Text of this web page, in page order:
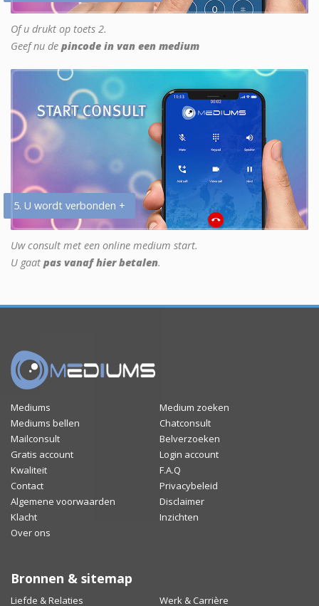
Of u drukt op toets 2.
Geef nu de pincode in van een medium
5. U wordt verbonden +
Uw consult met een online medium start.
U gaat pas vanaf hier betalen.
Mediums
Medium zoeken
Mediums bellen
Chatconsult
Mailconsult
Belverzoeken
Gratis account
Login account
Kwaliteit
F.A.Q
Contact
Privacybeleid
Algemene voorwaarden
Disclaimer
Klacht
Inzichten
Over ons
Bronnen & sitemap
Liefde & Relaties Werk & Carrière